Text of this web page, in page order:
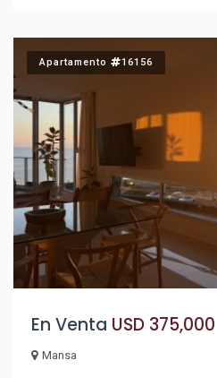
Apartamento 16156
En Venta USD 375,000
Mansa